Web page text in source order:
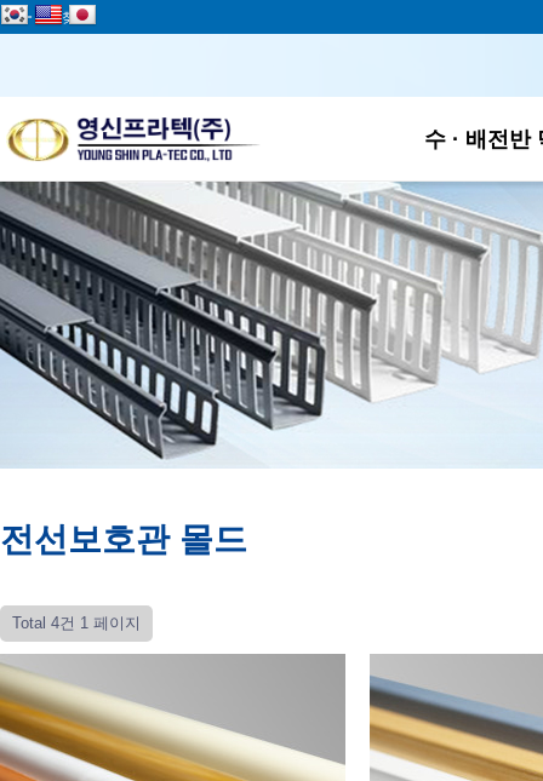
add 즐겨찾기
하위
수 · 배전반
전선보호관 몰드
Total 4건 1 페이지